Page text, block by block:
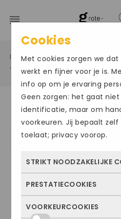
Home / Grote maten
Voetbalschoenen in een
Cookies
Met cookies zorgen we
werkt en fijner voor je is.
info op om je ervaring
Geen zorgen: het gaat
identificatie, maar om
voorkeuren. Jij bepaalt zelf
toelaat; privacy voorop.
STRIKT NOODZAKELIJKE
Deze cookies zorgen
kunnen niet worden
PRESTATIECOOKIES
Met deze cookies zien
VOORKEURCOOKIES